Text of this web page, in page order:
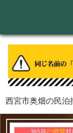
西宮市奥畑の民泊